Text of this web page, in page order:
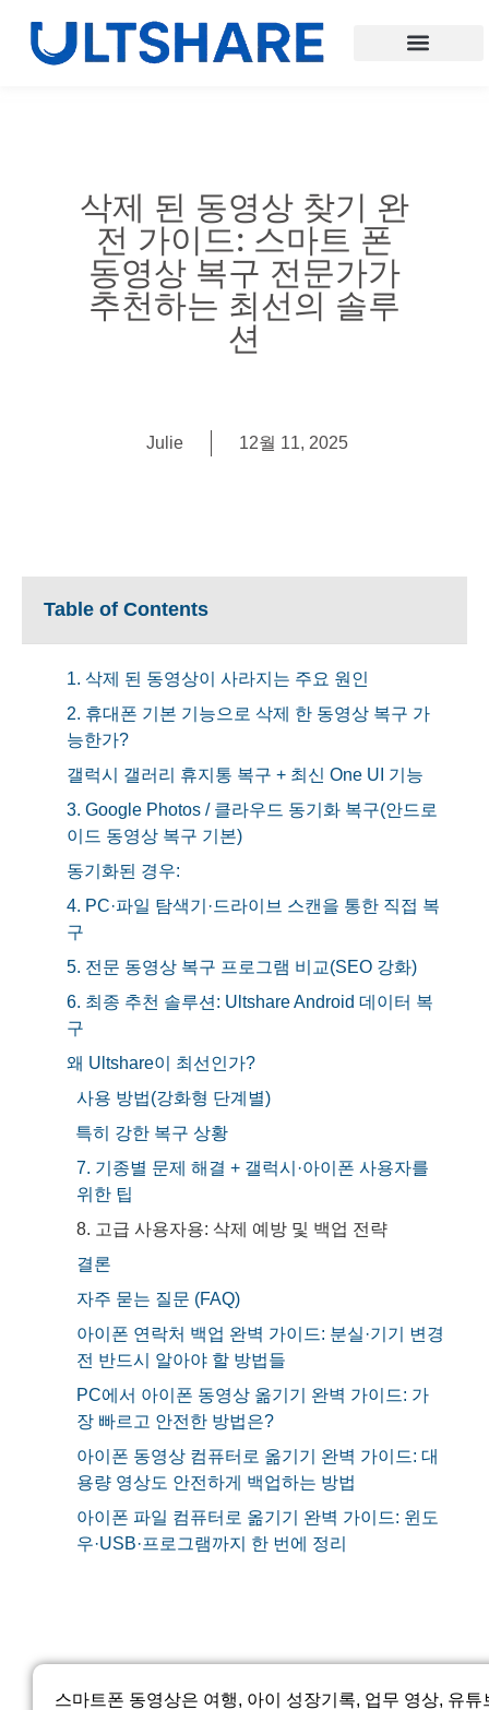
삭제 된 동영상 찾기 완
전 가이드: 스마트 폰
동영상 복구 전문가가
추천하는 최선의 솔루
션
Julie 12월 11, 2025
Table of Contents
1. 삭제 된 동영상이 사라지는 주요 원인
2. 휴대폰 기본 기능으로 삭제 한 동영상 복구 가
능한가?
갤럭시 갤러리 휴지통 복구 + 최신 One UI 기능
3. Google Photos / 클라우드 동기화 복구(안드로
이드 동영상 복구 기본)
동기화된 경우:
4. PC·파일 탐색기·드라이브 스캔을 통한 직접 복
구
5. 전문 동영상 복구 프로그램 비교(SEO 강화)
6. 최종 추천 솔루션: Ultshare Android 데이터 복
구
왜 Ultshare이 최선인가?
사용 방법(강화형 단계별)
특히 강한 복구 상황
7. 기종별 문제 해결 + 갤럭시·아이폰 사용자를
위한 팁
8. 고급 사용자용: 삭제 예방 및 백업 전략
결론
자주 묻는 질문 (FAQ)
아이폰 연락처 백업 완벽 가이드: 분실·기기 변경
전 반드시 알아야 할 방법들
PC에서 아이폰 동영상 옮기기 완벽 가이드: 가
장 빠르고 안전한 방법은?
아이폰 동영상 컴퓨터로 옮기기 완벽 가이드: 대
용량 영상도 안전하게 백업하는 방법
아이폰 파일 컴퓨터로 옮기기 완벽 가이드: 윈도
우·USB·프로그램까지 한 번에 정리
스마트폰 동영상은 여행, 아이 성장기록, 업무 영상, 유튜